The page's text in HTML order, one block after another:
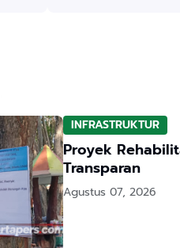
INFRASTRUKTUR
Proyek
Transparan
Agustus 07, 2026